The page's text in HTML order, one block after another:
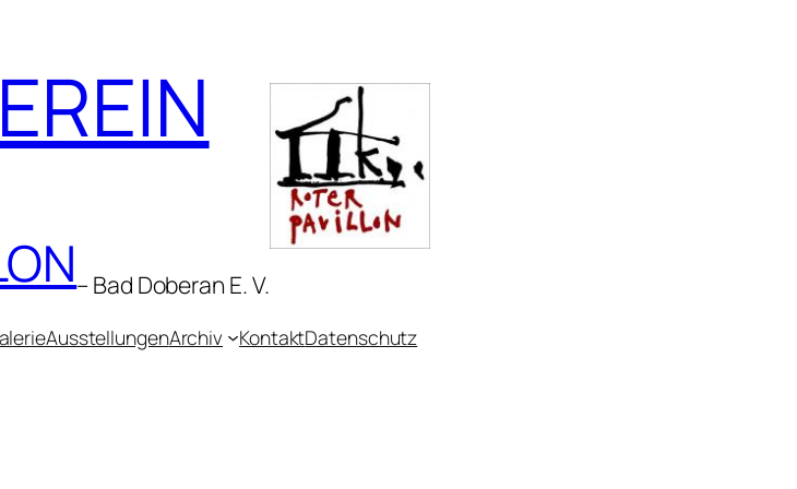
– Bad Doberan E. V.
AusstellungenArchiv KontaktDatenschutz